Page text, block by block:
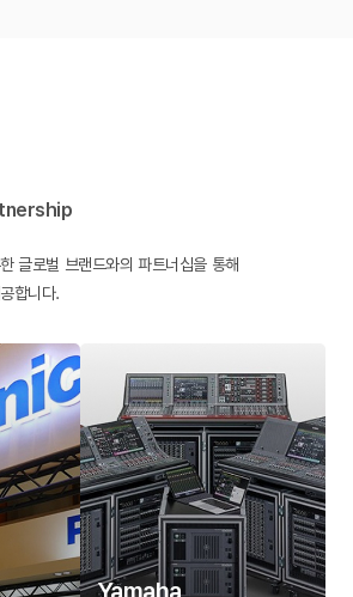
글로벌 브랜드와의 파트너십을 통해
합니다.
Yamaha